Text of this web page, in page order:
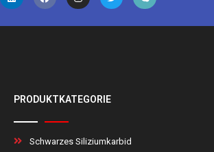
PRODUKTKATEGORIE
Schwarzes Siliziumkarbid